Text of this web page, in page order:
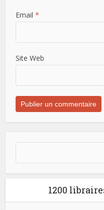
Email *
Site Web
1200